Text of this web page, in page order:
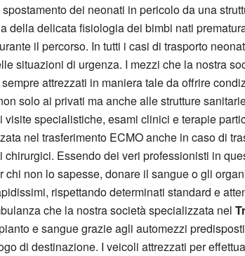
dei neonati in pericolo da una
della delicata fisiologia dei bimbi nati
il percorso. In tutti i casi di trasporto
situazioni di urgenza. I mezzi che la nostra
attrezzati in maniera tale da offrire
solo ai privati ma anche alle strutture
specialistiche, esami clinici e terapie
nel trasferimento ECMO anche in caso di
Essendo dei veri professionisti in
non lo sapesse, donare il sangue o gli
rispettando determinati standard e
che la nostra società specializzata nel
e sangue grazie agli automezzi
di destinazione. I veicoli attrezzati per